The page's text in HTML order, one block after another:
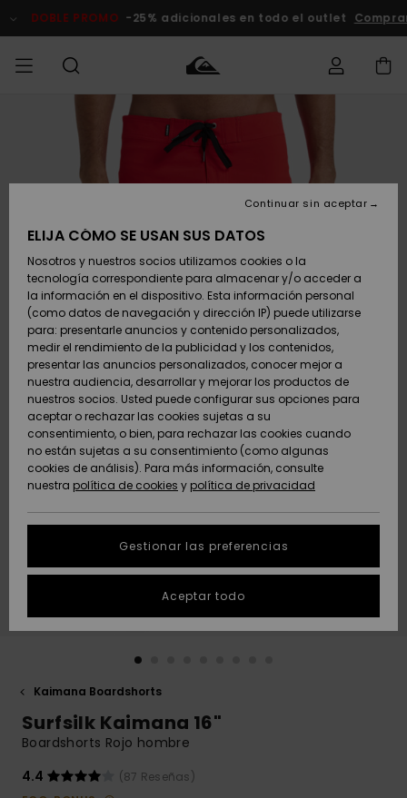
del
DOBLE PROMO -25% adicionales en todo el outlet Comprar
HOMBRE Ropa
Zapatos y
chanclas
Surf
Snow
Novedades
Destacados
Ropa
Zapatos y
chanclas
Surf
Snow
Novedades
Destacados
Shop
Destacados
Snow
SURF
Surf Shop
Hombre
Highlights
Comunidad
SNOW
Tienda
Snow
Hombre
Snow Niños
Tienda
Snow Mujer
Destacados
Comunidad
DOBLE
PROMO
Outlet
Hombre
Outlet
Mujer
AYUDA &
CONTACTO
Accede a tu
pedido
Envio
Devoluciones
Pago
Tarjeta de
regalo
Quiksilver
Freedom
Protección de
datos
personales
Inicia una
conversación
conversación
respuestas a
las preguntas
SOSTENIBILIDAD
Kaimana Boardshorts
Surfsilk Kaimana 16"
Boardshorts Rojo hombre
4.4
(87 Reseñas)
ELIJA CÓMO SE USAN SUS DATOS
Nosotros y nuestros socios utilizamos cookies o la
tecnología correspondiente para almacenar y/o acceder a
la información en el dispositivo. Esta información personal
(como datos de navegación y dirección IP) puede utilizarse
para: presentarle anuncios y contenido personalizados,
medir el rendimiento de la publicidad y los contenidos,
presentar las anuncios personalizados, conocer mejor a
nuestra audiencia, desarrollar y mejorar los productos de
nuestros socios. Usted puede configurar sus opciones para
aceptar o rechazar las cookies sujetas a su
consentimiento, o bien, para rechazar las cookies cuando
no están sujetas a su consentimiento (como algunas
cookies de análisis). Para más información, consulte
nuestra política de cookies y política de privacidad
Gestionar las preferencias
Continuar sin aceptar
Aceptar todo